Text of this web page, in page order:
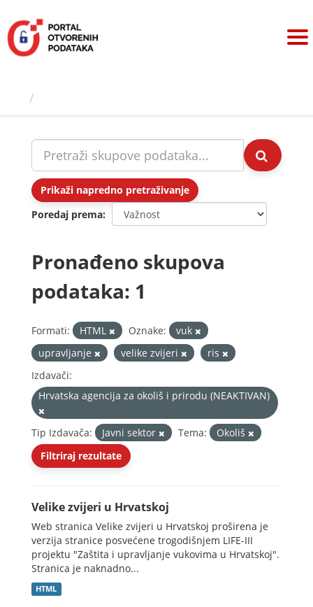
sadržaj
Prikaži napredno pretraživanje
Poredaj prema
Pronađeno skupova
podataka: 1
Formati: HTML Oznake:
vuk
upravljanje
velike zvijeri
ris
Izdavači:
Hrvatska agencija za okoliš i prirodu (NEAKTIVAN)
Tip Izdavača: Javni sektor Tema:
Okoliš
Filtriraj rezultate
Velike zvijeri u Hrvatskoj
Web stranica Velike zvijeri u Hrvatskoj proširena je
verzija stranice posvećene trogodišnjem LIFE-III
projektu "Zaštita i upravljanje vukovima u Hrvatskoj".
Stranica je naknadno...
HTML